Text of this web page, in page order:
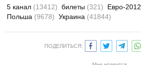
5 канал (13412) билеты (321) Евро-2012
Польша (9678) Украина (41844)
ПОДЕЛИТЬСЯ: